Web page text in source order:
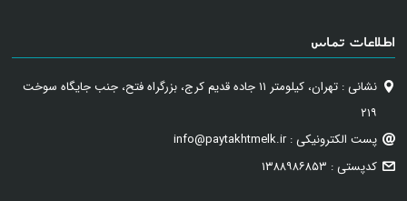
اطلاعات تماس
نشانی : تهران، کیلومتر ۱۱ جاده قدیم کرج، بزرگراه فتح، جنب جایگاه سوخت
۲۱۹
پست الکترونیکی : info@paytakhtmelk.ir
کدپستی : ۱۳۸۸۹۸۶۸۵۳